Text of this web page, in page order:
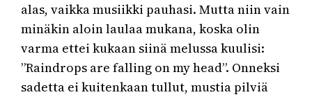
alas, vaikka musiikki pauhasi. Mutta niin vain
minäkin aloin laulaa mukana, koska olin
varma ettei kukaan siinä melussa kuulisi:
”Raindrops are falling on my head”. Onneksi
sadetta ei kuitenkaan tullut, mustia pilviä